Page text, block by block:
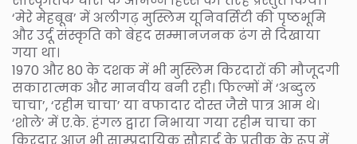
‘मेरे मेहबूब’ में अलीगढ़ मुस्लिम यूनिवर्सिटी की पृष्ठभूमि
और उर्दू संस्कृति को बेहद सम्मानजनक ढंग से दिखाया
गया था।
1970 और 80 के दशक में भी मुस्लिम किरदारों की मौजूदगी
सकारात्मक और मानवीय बनी रही। फिल्मों में ‘अब्दुल
चाचा’, ‘रहीम चाचा’ या वफादार दोस्त जैसे पात्र आम थे।
‘शोले’ में ए.के. हंगल द्वारा निभाया गया रहीम चाचा का